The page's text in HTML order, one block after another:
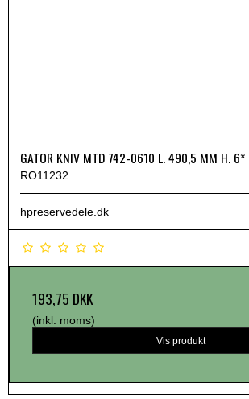
GATOR KNIV MTD 742-0610 L. 490,5 MM H. 6*
RO11232
hpreservedele.dk
193,75 DKK
(inkl. moms)
Vis produkt